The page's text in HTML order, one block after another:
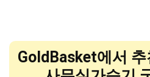
GoldBasket에서